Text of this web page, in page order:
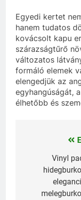
Egyedi kertet
hanem tudatos
kovácsolt kapu
szárazságtűrő
változatos
formáló elemek
elengedjük az
egyhangúságát,
élhetőbb és
Bejegyzés
navigáció
Vinyl